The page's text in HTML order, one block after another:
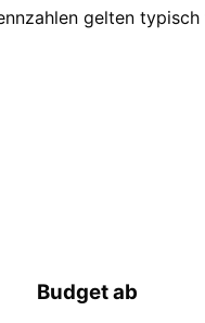
gelten typisch
Budget ab